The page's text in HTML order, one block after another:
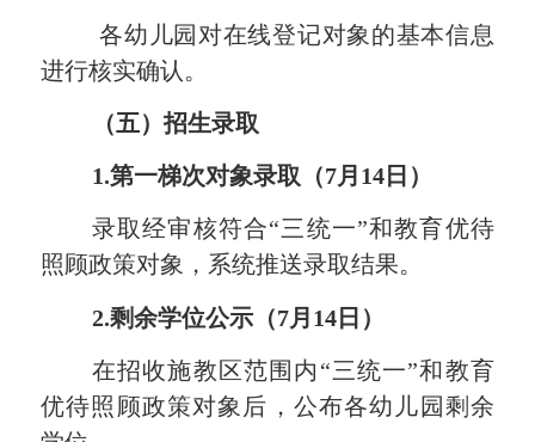
各幼儿园对在线登记对象的基本信息
进行核实确认。
（五）招生录取
1.第一梯次对象录取 （7月 14 日）
录取经审核符合“三统一”和教育优待
照顾政策对象 ，系统推送录取结果。
2.剩余学位公示（7月 14日）
在招收施教区范围内 “三统一”和教育
优待照顾政策对象 后，公布各幼儿园剩余